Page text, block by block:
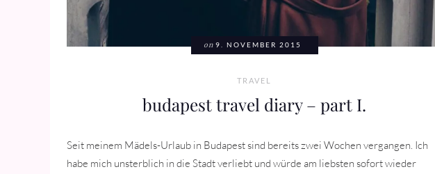
on 9. NOVEMBER 2015
TRAVEL
budapest travel diary – part I.
Seit meinem Mädels-Urlaub in Budapest sind bereits zwei Wochen vergangen. Ich
habe mich unsterblich in die Stadt verliebt und würde am liebsten sofort wieder